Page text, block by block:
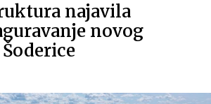
najavila
novog